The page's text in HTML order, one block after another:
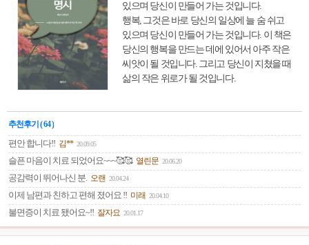
있으며 당신이 만들어 가는 것입니다.
행복, 그것은 바로 당신의 일상에 늘 숨 쉬고
있으며 당신이 만들어 가는 것입니다. 이 책은
당신의 행복을 만드는 데에 있어서 아주 작은
씨앗이 될 것입니다. 그리고 당신이 지쳤을 때
삶의 작은 위로가 될 것입니다.
추천후기 ( 64 )
편안 합니다!! 김** 20.09.05
슬픈 마음이 치료 되었어요~~~🥰🥰 열린문 20.06.20
공감력이 뛰어나신 분. 오랜 20.04.24
이제 남편과 친하고 편해 졌어요 !! 미래 20.04.10
불면증이 치료 됐어요~!! 잘자요 20.01.17